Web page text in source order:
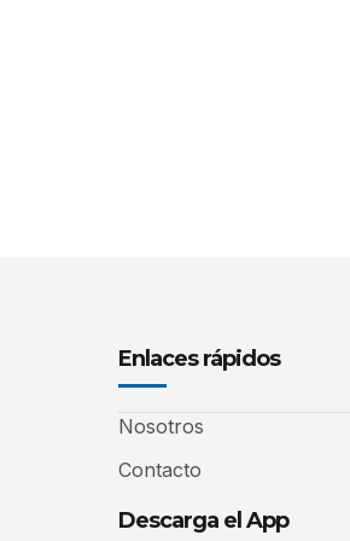
Enlaces rápidos
Nosotros
Contacto
Descarga el App